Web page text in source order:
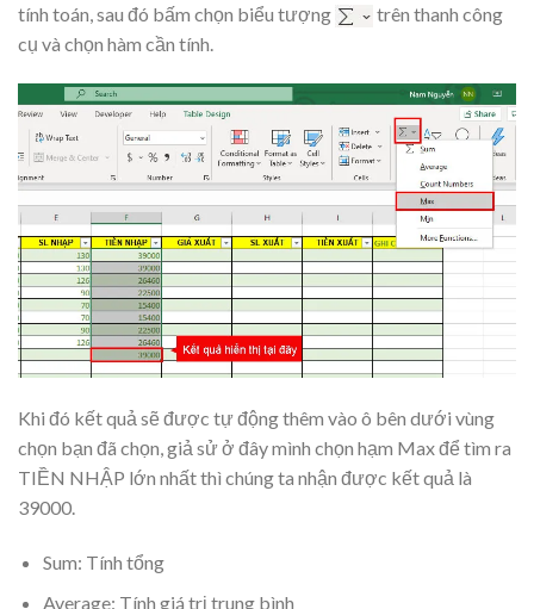
tính toán, sau đó bấm chọn biểu tượng
trên thanh công
cụ và chọn hàm cần tính.
Khi đó kết quả sẽ được tự động thêm vào ô bên dưới vùng
chọn bạn đã chọn, giả sử ở đây mình chọn hạm Max để tìm ra
TIỀN NHẬP lớn nhất thì chúng ta nhận được kết quả là
39000.
Sum: Tính tổng
Average: Tính giá trị trung bình